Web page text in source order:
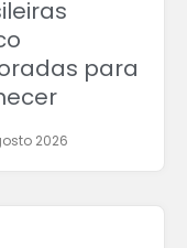
para
2026